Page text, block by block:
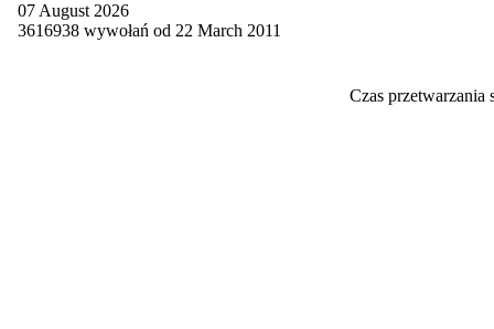
07 August 2026
3616938 wywołań od 22 March 2011
Czas przetwarzania